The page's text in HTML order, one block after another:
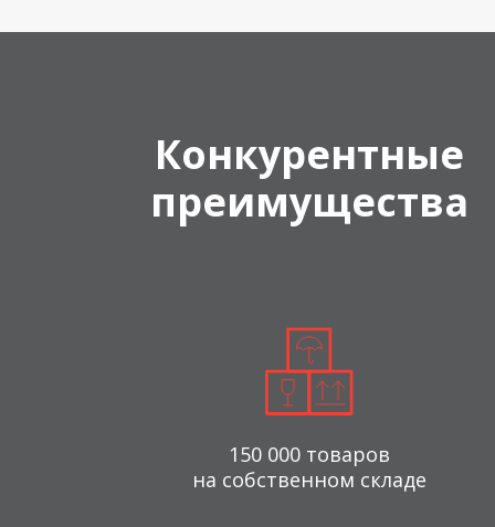
Конкурентные
преимущества
150 000 товаров
на собственном складе